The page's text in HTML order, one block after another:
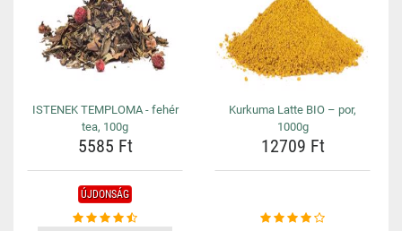
ISTENEK TEMPLOMA - fehér
tea, 100g
5585 Ft
Kurkuma Latte BIO – por,
1000g
12709 Ft
ÚJDONSÁG